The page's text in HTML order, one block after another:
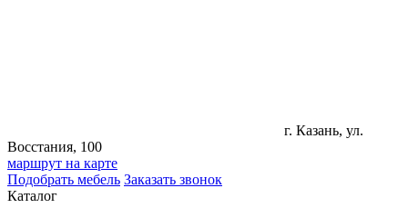
г. Казань, ул.
Восстания, 100
маршрут на карте
Подобрать мебель Заказать звонок
Каталог